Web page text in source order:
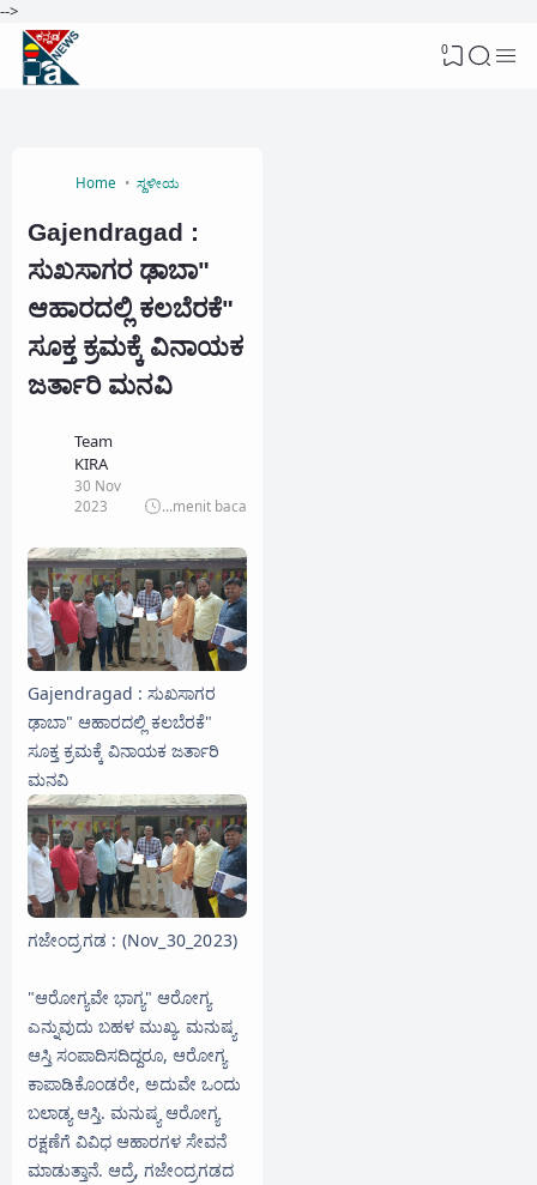
-->
0
Home ಸ್ಥಳೀಯ
Gajendragad :
ಸುಖಸಾಗರ ಢಾಬಾ"
ಆಹಾರದಲ್ಲಿ ಕಲಬೆರಕೆ"
ಸೂಕ್ತ ಕ್ರಮಕ್ಕೆ ವಿನಾಯಕ
ಜರ್ತಾರಿ ಮನವಿ
Team
KIRA
30 Nov
2023
...menit baca
Gajendragad : ಸುಖಸಾಗರ
ಢಾಬಾ" ಆಹಾರದಲ್ಲಿ ಕಲಬೆರಕೆ"
ಸೂಕ್ತ ಕ್ರಮಕ್ಕೆ ವಿನಾಯಕ ಜರ್ತಾರಿ
ಮನವಿ
ಗಜೇಂದ್ರಗಡ : (Nov_30_2023)
"ಆರೋಗ್ಯವೇ ಭಾಗ್ಯ" ಆರೋಗ್ಯ
ಎನ್ನುವುದು ಬಹಳ ಮುಖ್ಯ. ಮನುಷ್ಯ
ಆಸ್ತಿ ಸಂಪಾದಿಸದಿದ್ದರೂ, ಆರೋಗ್ಯ
ಕಾಪಾಡಿಕೊಂಡರೇ, ಅದುವೇ ಒಂದು
ಬಲಾಡ್ಯ ಆಸ್ತಿ. ಮನುಷ್ಯ ಆರೋಗ್ಯ
ರಕ್ಷಣೆಗೆ ವಿವಿಧ ಆಹಾರಗಳ ಸೇವನೆ
ಮಾಡುತ್ತಾನೆ. ಆದ್ರೆ, ಗಜೇಂದ್ರಗಡದ